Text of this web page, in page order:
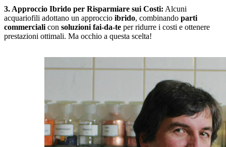
3. Approccio Ibrido per Risparmiare sui Costi: Alcuni
acquariofili adottano un approccio ibrido, combinando parti
commercialicon soluzioni fai-da-te per ridurre i costi e ottenere
prestazioni ottimali. Ma occhio a questa scelta!